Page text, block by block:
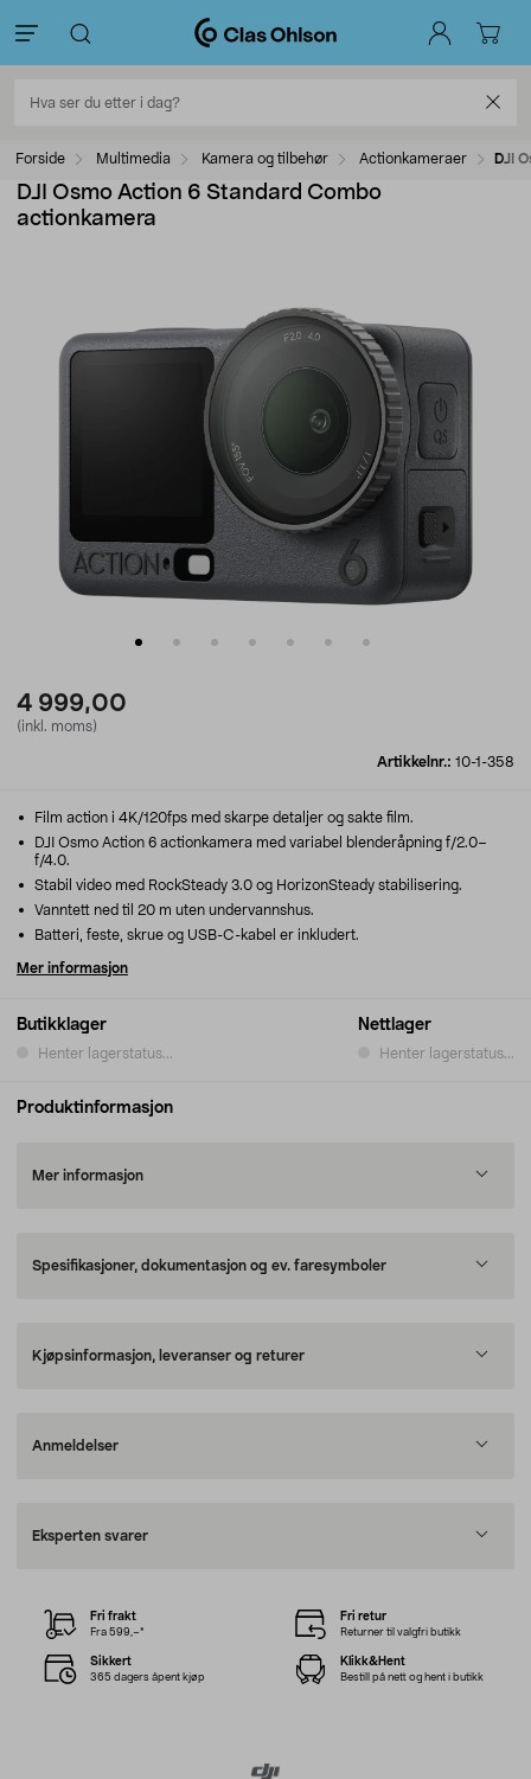
Forside Multimedia Kamera og tilbehør Actionkameraer DJI
DJI Osmo Action 6 Standard Combo
actionkamera
4 999,00
(inkl. moms)
Artikkelnr.: 10-1-358
Butikklager
Henter lagerstatus...
Nettlager
Henter lagerstatus...
Film action i 4K/120fps med skarpe detaljer og sakte film.
DJI Osmo Action 6 actionkamera med variabel blenderåpning f/2.0–
f/4.0.
Stabil video med RockSteady 3.0 og HorizonSteady stabilisering.
Vanntett ned til 20 m uten undervannshus.
Batteri, feste, skrue og USB-C-kabel er inkludert.
Mer informasjon
Produktinformasjon
Mer informasjon
Spesifikasjoner, dokumentasjon og ev. faresymboler
Kjøpsinformasjon, leveranser og returer
Anmeldelser
Eksperten svarer
Fri frakt
Fra 599,–*
Fri retur
Returner til valgfri butikk
Sikkert
365 dagers åpent kjøp
Klikk&Hent
Bestill på nett og hent i butikk